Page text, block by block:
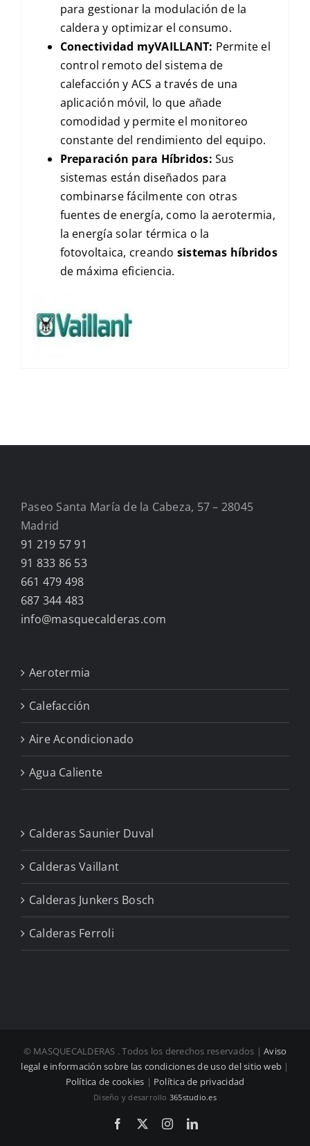
para gestionar la modulación de la
caldera y optimizar el consumo.
Conectividad myVAILLANT: Permite el
control remoto del sistema de
calefacción y ACS a través de una
aplicación móvil, lo que añade
comodidad y permite el monitoreo
constante del rendimiento del equipo.
Preparación para Híbridos: Sus
sistemas están diseñados para
combinarse fácilmente con otras
fuentes de energía, como la aerotermia,
la energía solar térmica o la
fotovoltaica, creando sistemas híbridos
de máxima eficiencia.
Paseo Santa María de la Cabeza, 57 – 28045
Madrid
91 219 57 91
91 833 86 53
661 479 498
687 344 483
info@masquecalderas.com
Aerotermia
Calefacción
Aire Acondicionado
Agua Caliente
Calderas Saunier Duval
Calderas Vaillant
Calderas Junkers Bosch
Calderas Ferroli
© MASQUECALDERAS . Todos los derechos reservados |Aviso
legal e información sobre las condiciones de uso del sitio web |
Política de cookies | Política de privacidad
Diseño y desarrollo 365studio.es
Facebook InstagramLinkedIn